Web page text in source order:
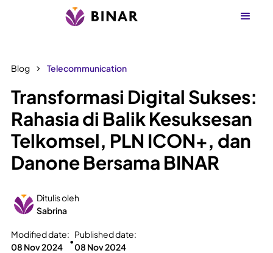
Blog Telecommunication
Transformasi Digital Sukses:
Rahasia di Balik Kesuksesan
Telkomsel, PLN ICON+, dan
Danone Bersama BINAR
Ditulis oleh
Sabrina
Modified date:
08 Nov 2024
•
Published date:
08 Nov 2024